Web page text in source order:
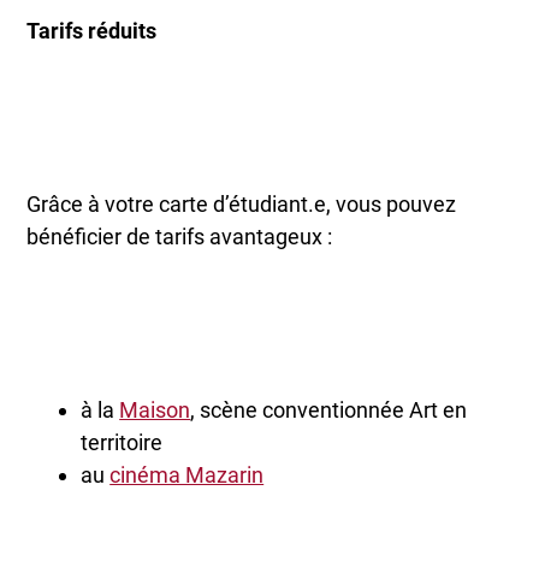
Tarifs réduits
Grâce à votre carte d’étudiant.e, vous pouvez
bénéficier de tarifs avantageux :
à la Maison, scène conventionnée Art en
territoire
aucinéma Mazarin